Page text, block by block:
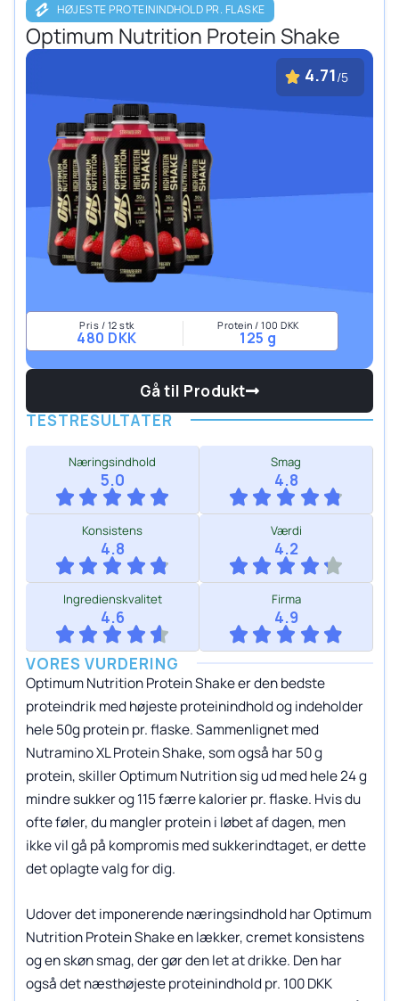
HØJESTE PROTEININDHOLD PR. FLASKE
Optimum Nutrition Protein Shake
Pris / 12 stk
480 DKK
Protein / 100 DKK
125 g
4.71/5
Gå til Produkt
TESTRESULTATER
Næringsindhold
5.0
Smag
4.8
Konsistens
4.8
Værdi
4.2
Ingredienskvalitet
4.6
Firma
4.9
VORES VURDERING
Optimum Nutrition Protein Shake er den bedste
proteindrik med højeste proteinindhold og indeholder
hele 50g protein pr. flaske. Sammenlignet med
Nutramino XL Protein Shake, som også har 50 g
protein, skiller Optimum Nutrition sig ud med hele 24 g
mindre sukker og 115 færre kalorier pr. flaske. Hvis du
ofte føler, du mangler protein i løbet af dagen, men
ikke vil gå på kompromis med sukkerindtaget, er dette
det oplagte valg for dig.
Udover det imponerende næringsindhold har Optimum
Nutrition Protein Shake en lækker, cremet konsistens
og en skøn smag, der gør den let at drikke. Den har
også det næsthøjeste proteinindhold pr. 100 DKK